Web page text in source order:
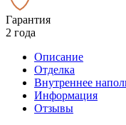
Гарантия
2 года
Описание
Отделка
Внутреннее
Информация
Отзывы